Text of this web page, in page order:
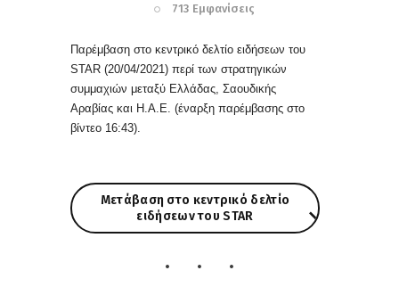
713 Εμφανίσεις
Παρέμβαση στο κεντρικό δελτίο ειδήσεων του
STAR (20/04/2021) περί των στρατηγικών
συμμαχιών μεταξύ Ελλάδας, Σαουδικής
Αραβίας και Η.Α.Ε. (έναρξη παρέμβασης στο
βίντεο 16:43).
Μετάβαση στο κεντρικό δελτίο
ειδήσεων του STAR